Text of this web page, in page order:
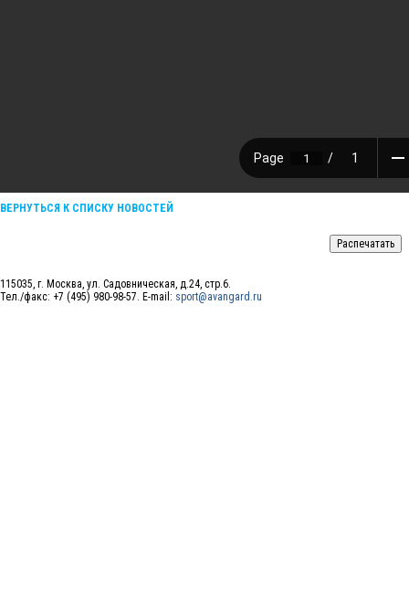
ВЕРНУТЬСЯ К СПИСКУ НОВОСТЕЙ
115035, г. Москва, ул. Садовническая, д.24, стр.6.
Тел./факс: +7 (495) 980-98-57. E-mail: sport@avangard.ru